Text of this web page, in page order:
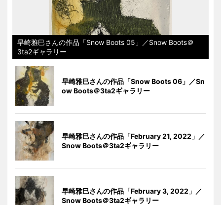
早崎雅巳さんの作品「Snow Boots 05」／Snow Boots＠
3ta2ギャラリー
早崎雅巳さんの作品「Snow Boots 06」／Sn
ow Boots＠3ta2ギャラリー
早崎雅巳さんの作品「February 21, 2022」／
Snow Boots＠3ta2ギャラリー
早崎雅巳さんの作品「February 3, 2022」／
Snow Boots＠3ta2ギャラリー